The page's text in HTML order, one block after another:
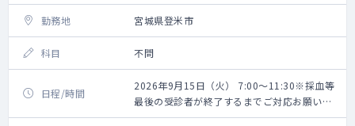
勤務地 宮城県登米市
科目 不問
日程/時間
2026年9月15日（火） 7:00～11:30※採血等
最後の受診者が終了するまでご対応お願いい
たします。